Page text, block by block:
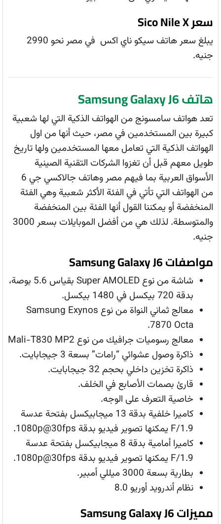
سعر Sico Nile X
يبلغ سعر هاتف سيكو ناي اكس في مصر نحو 2990
جنيه.
هاتف Samsung Galaxy J6
تعد هواتف سامسونج من الهواتف الذكية التي لها شعبية
كبيرة بين المستخدمين في مصر، حيث أنها من اول
الهواتف الذكية التي تعامل معها المستخدمين ولها تاريخ
طويل معهم قبل أن تغزوا الشركات التقنية الصينية
الأسواق العربية بما فيهم مصر وهاتف جالاكسي جي 6
من الهواتف التي تأتي في الفئة الأكثر شعبية وهي الفئة
المنخفضة أو يمكننا القول أنها الفئة بين المنخفضة
والمتوسطة. لذلك هي من أفضل الموبايلات بسعر 3000
جنيه.
مواصفات Samsung Galaxy J6
شاشة من نوع Super AMOLED بقياس 5.6 بوصة،
بدقة 720 بيكسل في 1480 بيكسل.
معالج ثماني النواة من نوع Samsung Exynos
7870 Octa.
معالج رسوميات جرافيك من نوع Mali-T830 MP2
ذاكرة وصول عشوائي “رامات” بسعة 3 جيجابايت.
ذاكرة تخزين داخلي بحجم 32 جيجابايت.
قارئ بصمات الأصابع في الخلف.
خاصية التعرف على الوجه.
كاميرا خلفية بدقة 13 ميجابيكسل بفتحة عدسة
F/1.9 يمكنها تصوير فيديو بدقة 1080p@30fps.
كاميرا أمامية بدقة 8 ميجابيكسل بفتحة عدسة
F/1.9 يمكنها تصوير فيديو بدقة 1080p@30fps.
بطارية بسعة 3000 ميللي أمبير.
نظام أندرويد أوريو 8.0
مميزات Samsung Galaxy J6